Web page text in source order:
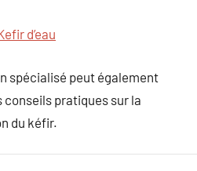
d’eau
spécialisé peut également
conseils pratiques sur la
du kéfir.